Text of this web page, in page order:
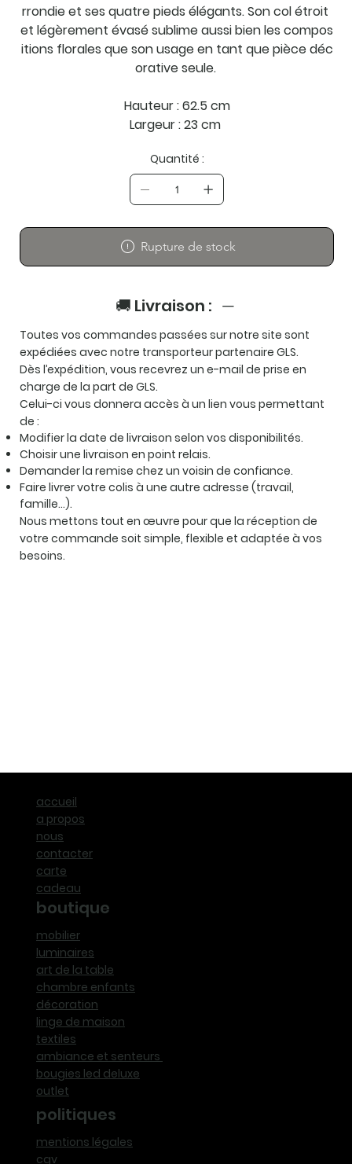
rrondie et ses quatre pieds élégants. Son col étroit
et légèrement évasé sublime aussi bien les compos
itions florales que son usage en tant que pièce déc
orative seule.
Hauteur : 62.5 cm
Largeur : 23 cm
Quantité :
Rupture de stock
🚚 Livraison :
Toutes vos commandes passées sur notre site sont
expédiées avec notre transporteur partenaireGLS.
Dès l’expédition, vous recevrez un e-mail de prise en
charge de la part de GLS.
Celui-ci vous donnera accès à un lien vous permettant
de :
Modifier la date de livraison selon vos disponibilités.
Choisir une livraison en point relais.
Demander la remise chez un voisin de confiance.
Faire livrer votre colis à une autre adresse (travail,
famille…).
Nous mettons tout en œuvre pour que la réception de
votre commande soit simple, flexible et adaptée à vos
besoins.
accueil
a propos
nous
contacter
carte
cadeau
boutique
mobilier
luminaires
art de la table
chambre enfants
décoration
linge de maison
textiles
ambiance et senteurs
bougies led deluxe
outlet
politiques
mentions légales
cgv